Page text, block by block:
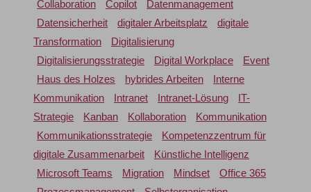
Collaboration
Copilot
Datenmanagement
Datensicherheit
digitaler Arbeitsplatz
digitale
Transformation
Digitalisierung
Digitalisierungsstrategie
Digital Workplace
Event
Haus des Holzes
hybrides Arbeiten
Interne
Kommunikation
Intranet Intranet-Lösung
IT-
Strategie
Kanban Kollaboration
Kommunikation
Kommunikationsstrategie
Kompetenzzentrum für
digitale Zusammenarbeit
Künstliche Intelligenz
Microsoft Teams
Migration Mindset
Office 365